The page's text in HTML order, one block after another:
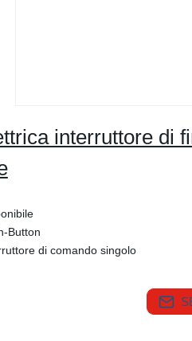
interruttore di
Button
di comando singolo